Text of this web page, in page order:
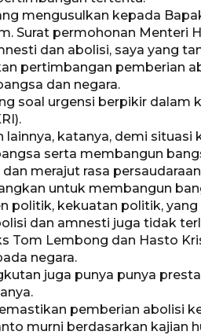
mengusulkan kepada
Surat permohonan Menteri
dan abolisi, saya yang
pertimbangan pemberian
dan negara.
soal urgensi berpikir dalam
lainnya, katanya, demi
serta membangun
merajut rasa
untuk membangun
politik, kekuatan politik, yang
dan amnesti juga tidak
Tom Lembong dan Hasto
negara.
juga punya punya
pemberian abolisi
murni berdasarkan kajian